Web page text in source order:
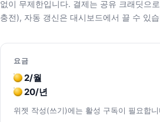
없이 무제한입니다. 결제는 공유 크래딧으
충전), 자동 갱신은 대시보드에서 끌 수 있
요금
2/월
20/년
위젯 작성(쓰기)에는 활성 구독이 필요합